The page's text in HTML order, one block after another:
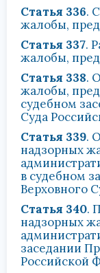
Статья 336.
жалобы,
Статья 337.
жалобы,
Статья 338.
жалобы,
судебном
Суда
Статья 339.
надзорных
в судебном
Верховного
Статья 340.
надзорных
заседании
Российской